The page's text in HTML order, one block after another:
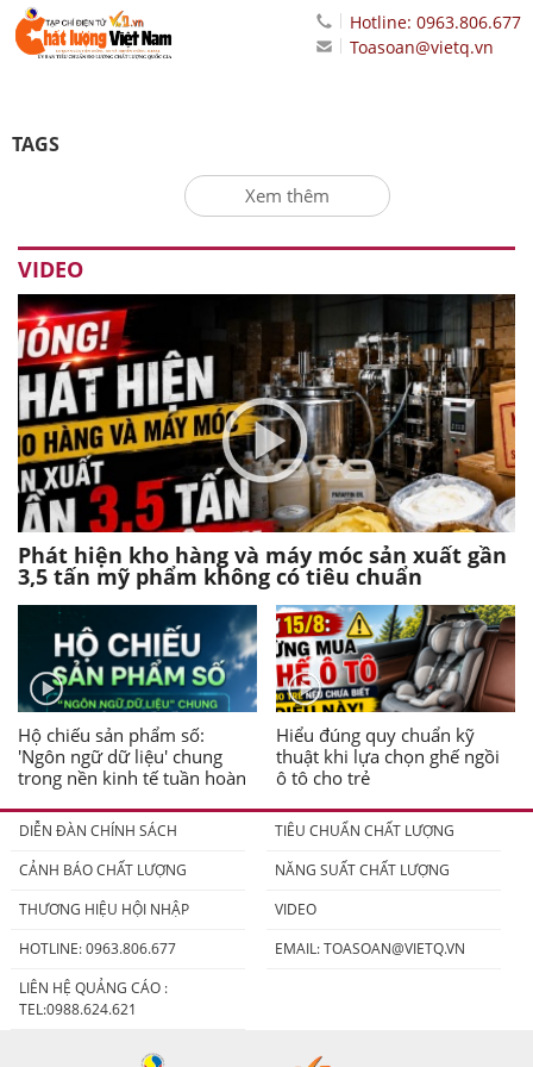
Hotline: 0963.806.677
Toasoan@vietq.vn
TAGS
Xem thêm
VIDEO
Phát hiện kho hàng và máy móc sản xuất gần
3,5 tấn mỹ phẩm không có tiêu chuẩn
Hộ chiếu sản phẩm số:
'Ngôn ngữ dữ liệu' chung
trong nền kinh tế tuần hoàn
Hiểu đúng quy chuẩn kỹ
thuật khi lựa chọn ghế ngồi
ô tô cho trẻ
DIỄN ĐÀN CHÍNH SÁCH
TIÊU CHUẨN CHẤT LƯỢNG
CẢNH BÁO CHẤT LƯỢNG
NĂNG SUẤT CHẤT LƯỢNG
THƯƠNG HIỆU HỘI NHẬP
VIDEO
HOTLINE: 0963.806.677
EMAIL:TOASOAN@VIETQ.VN
LIÊN HỆ QUẢNG CÁO :
TEL:0988.624.621